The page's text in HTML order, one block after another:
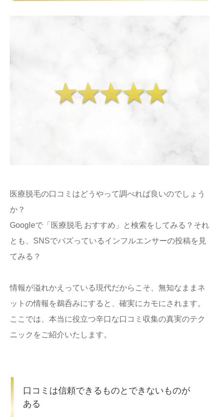
医療脱毛の口コミはどうやって調べれば良いのでしょう
か？
Googleで「医療脱毛 おすすめ」と検索をしてみる？それ
とも、SNSでバズっているインフルエンサーの投稿を見
てみる？
情報が溢れかえっている現代だからこそ、無知なままネ
ットの情報を鵜呑みにすると、確実にカモにされます。
ここでは、本当に役立つ辛口な口コミ収集の真実のテク
ニックをご紹介いたします。
口コミは信頼できるものとできないものが
ある